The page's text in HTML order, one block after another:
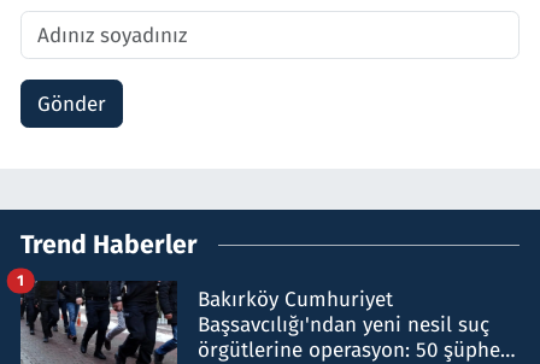
Gönder
Trend Haberler
Bakırköy Cumhuriyet
Başsavcılığı'ndan yeni nesil suç
örgütlerine operasyon: 50 şüpheli
1